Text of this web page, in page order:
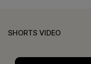
SHORTS VIDEO